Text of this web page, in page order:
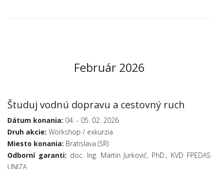
Február 2026
Študuj vodnú dopravu a cestovný ruch
Dátum konania: 04. - 05. 02. 2026
Druh akcie: Workshop / exkurzia
Miesto konania: Bratislava (SR)
Odborní garanti: doc. Ing. Martin Jurkovič, PhD., KVD FPEDAS
UNIZA